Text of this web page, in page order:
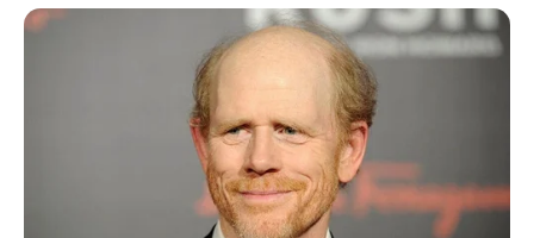
Serem! 9 Chat Ojek Online &
Pelanggan Ini Bikin Auto